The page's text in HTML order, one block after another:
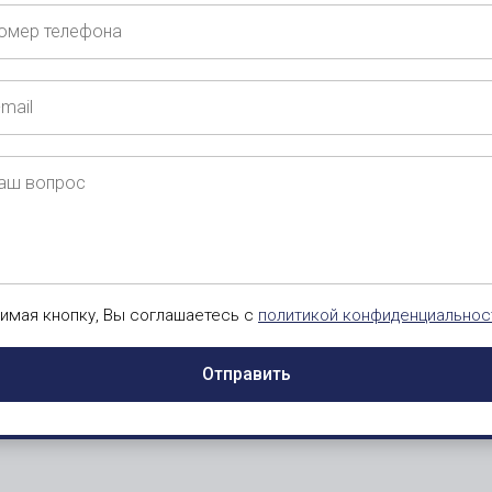
кнопку, Вы соглашаетесь с политикой
Отправить